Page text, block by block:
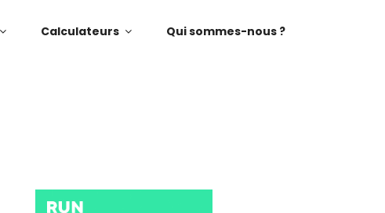
Calculateurs Qui sommes-nous ?